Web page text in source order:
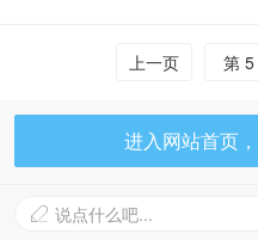
上一页 第
进入网站首页
 说点什么吧...